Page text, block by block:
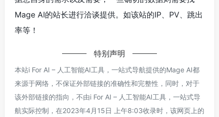
Mage AI的站长进行洽谈提供。如该站的IP、PV、跳出
率等！
特别声明
本站i For AI – 人工智能AI工具，一站式导航提供的Mage AI都
来源于网络，不保证外部链接的准确性和完整性，同时，对于
该外部链接的指向，不由i For AI – 人工智能AI工具，一站式导
航实际控制，在2023年4月15日 上午8:03收录时，该网页上的